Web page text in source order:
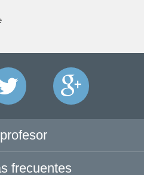
frecuentes